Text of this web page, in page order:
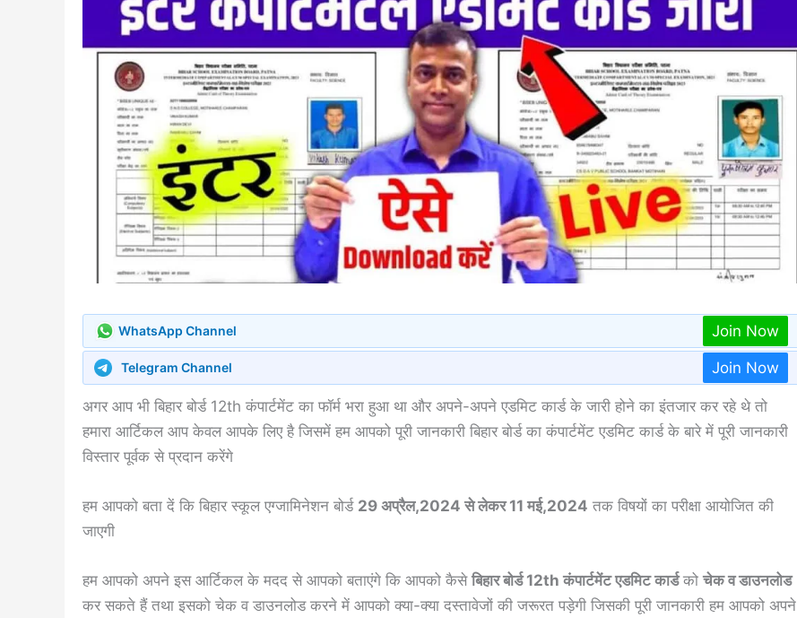
WhatsApp Channel Join Now
Telegram Channel Join Now
अगर आप भी बिहार बोर्ड 12th कंपार्टमेंट का फॉर्म भरा हुआ था और अपने-अपने एडमिट कार्ड के जारी होने का इंतजार कर रहे थे तो
हमारा आर्टिकल आप केवल आपके लिए है जिसमें हम आपको पूरी जानकारी बिहार बोर्ड का कंपार्टमेंट एडमिट कार्ड के बारे में पूरी जानकारी
विस्तार पूर्वक से प्रदान करेंगे
हम आपको बता दें कि बिहार स्कूल एग्जामिनेशन बोर्ड 29 अप्रैल,2024 से लेकर 11 मई,2024 तक विषयों का परीक्षा आयोजित की
जाएगी
हम आपको अपने इस आर्टिकल के मदद से आपको बताएंगे कि आपको कैसे बिहार बोर्ड 12th कंपार्टमेंट एडमिट कार्डको चेक व डाउनलोड
कर सकते हैं तथा इसको चेक व डाउनलोड करने में आपको क्या-क्या दस्तावेजों की जरूरत पड़ेगी जिसकी पूरी जानकारी हम आपको अपने